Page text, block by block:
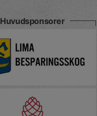
Huvudsponsorer